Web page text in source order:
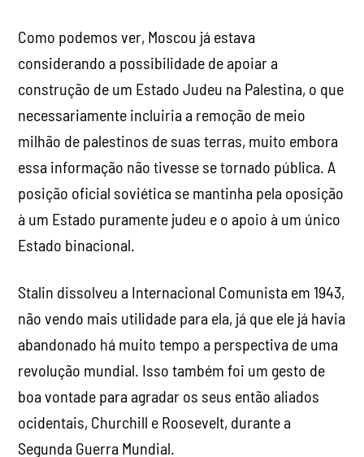
Como podemos ver, Moscou já estava
considerando a possibilidade de apoiar a
construção de um Estado Judeu na Palestina, o que
necessariamente incluiria a remoção de meio
milhão de palestinos de suas terras, muito embora
essa informação não tivesse se tornado pública. A
posição oficial soviética se mantinha pela oposição
à um Estado puramente judeu e o apoio à um único
Estado binacional.
Stalin dissolveu a Internacional Comunista em 1943,
não vendo mais utilidade para ela, já que ele já havia
abandonado há muito tempo a perspectiva de uma
revolução mundial. Isso também foi um gesto de
boa vontade para agradar os seus então aliados
ocidentais, Churchill e Roosevelt, durante a
Segunda Guerra Mundial.